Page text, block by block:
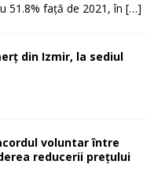
51.8% față de 2021, în […]
din Izmir, la sediul
voluntar între
reducerii prețului